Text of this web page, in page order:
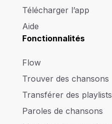
Télécharger l’app
Aide
Fonctionnalités
Flow
Trouver des chansons
Transférer des playlists
Paroles de chansons